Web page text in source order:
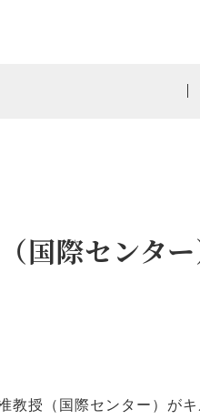
国際センタ
教授（国際センター）が